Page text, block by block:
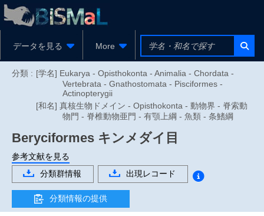
データを見る More
分類 : [学名] Eukarya - Opisthokonta - Animalia - Chordata -
Vertebrata - Gnathostomata - Pisciformes -
Actinopterygii
[和名] 真核生物ドメイン - Opisthokonta - 動物界 - 脊索動
物門 - 脊椎動物亜門 - 有顎上綱 - 魚類 - 条鰭綱
Beryciformes キンメダイ目
参考文献を見る
分類群情報
出現レコード
分類情報の提供